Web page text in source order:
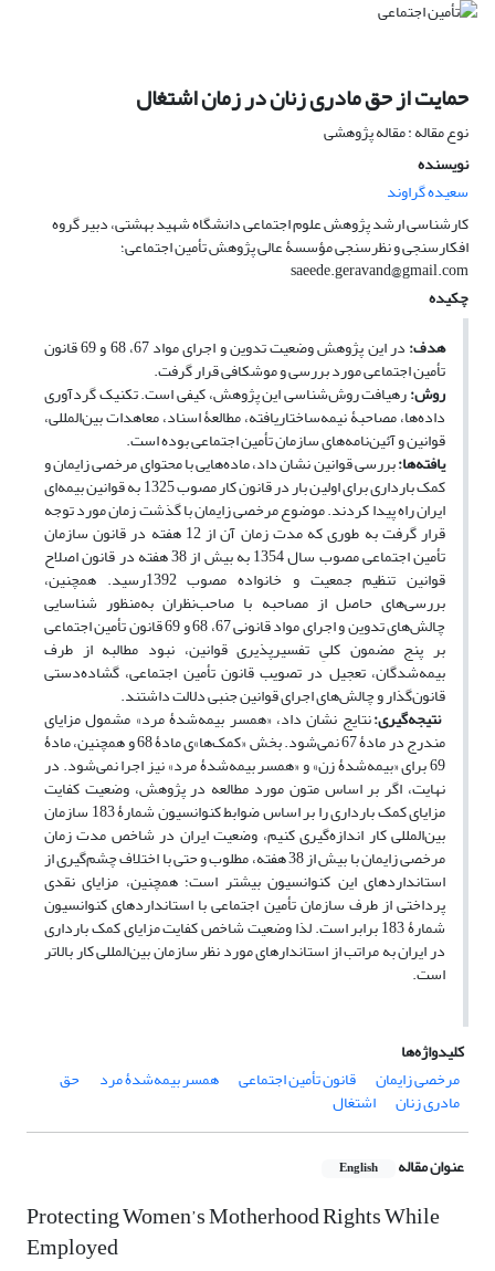
حمایت از حق مادری زنان در زمان اشتغال
نوع مقاله : مقاله پژوهشی
نویسنده
سعیده گراوند
کارشناسی ارشد پژوهش علوم اجتماعی دانشگاه شهید بهشتی، دبیر گروه
افکارسنجی و نظرسنجی مؤسسۀ عالی پژوهش تأمین اجتماعی؛
saeede.geravand@gmail.com
چکیده
هدف:
در این پژوهش وضعیت تدوین و اجرای مواد 67، 68 و 69 قانون
تأمین اجتماعی مورد بررسی و موشکافی قرار گرفت.
روش‌:رهیافت روش‌شناسی این پژوهش، کیفی است. تکنیک گردآوری
داده‌ها، مصاحبۀ نیمه‌‌ساختار‌یافته، مطالعۀ اسناد، معاهدات بین‌المللی،
قوانین و آئین‌نامه‌های سازمان تأمین اجتماعی بوده است.
یافته‌ها:بررسی‌ قوانین نشان داد، ماده‌هایی با محتوای مرخصی زایمان و
کمک بارداری برای اولین ‌بار در قانون کار مصوب 1325 به قوانین بیمه‌ای
ایران راه پیدا کردند. موضوع مرخصی زایمان با گذشت زمان مورد توجه
قرار گرفت به طوری که مدت زمان آن از 12 هفته در قانون سازمان
تأمین اجتماعی مصوب سال 1354 به بیش از 38 هفته در قانون اصلاح
قوانین تنظیم جمعیت و خانواده مصوب 1392رسید. همچنین،
بررسی‌های حاصل از مصاحبه با صاحب‌نظران به‌منظور شناسایی
چالش‌های تدوین و اجرای مواد قانونی 67، 68 و 69 قانون تأمین اجتماعی
بر پنج مضمون کلیِ تفسیرپذیری قوانین، نبود مطالبه از طرف
بیمه‌شدگان، تعجیل در تصویب قانون تأمین اجتماعی، گشاده‌دستی
قانون‌گذار و چالش‌های اجرای قوانین جنبی دلالت داشتند.
نتیجه‌گیری:نتایج نشان داد، «همسر بیمه‌شدۀ مرد» مشمول مزایای
مندرج در مادۀ 67 نمی‌شود. بخش «کمک‌ها»ی مادۀ 68 و همچنین، مادۀ
69 برای «بیمه‌شدۀ زن» و «همسر بیمه‌شدۀ مرد» نیز اجرا نمی‌شود. در
نهایت، اگر بر اساس متون مورد مطالعه در پژوهش، وضعیت کفایت
مزایای کمک بارداری را بر اساس ضوابط کنوانسیون شمارۀ 183 سازمان
بین‌المللی کار اندازه‌گیری کنیم، وضعیت ایران در شاخص مدت ‌زمان
مرخصی زایمان با بیش از 38 هفته، مطلوب و حتی با اختلاف چشم‌گیری از
استانداردهای این کنوانسیون بیشتر است؛ همچنین، مزایای نقدی
پرداختی از طرف سازمان تأمین اجتماعی با استانداردهای کنوانسیون
شمارۀ 183 برابر است. لذا وضعیت شاخص کفایت مزایای کمک بارداری
در ایران به مراتب از استاندارهای مورد نظر سازمان بین‌المللی کار بالاتر
است.
کلیدواژه‌ها
مرخصی زایمان
قانون تأمین اجتماعی همسر بیمه‌شدۀ مرد حق
مادری زنان اشتغال
عنوان مقاله English
Protecting Women’s Motherhood Rights While
Employed